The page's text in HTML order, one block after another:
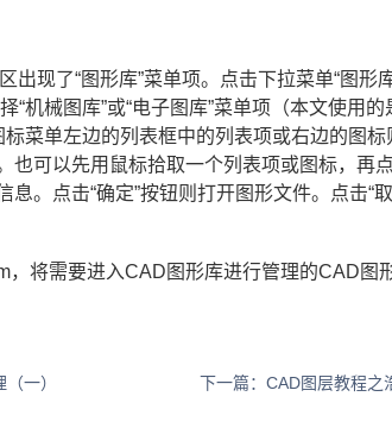
现了“图形库”菜单项。点击下拉菜单“图形
“机械图库”或“电子图库”菜单项（本文使用的
菜单左边的列表框中的列表项或右边的图
可以先用鼠标拾取一个列表项或图标，再
。点击“确定”按钮则打开图形文件。点击“
，将需要进入CAD图形库进行管理的CAD图
一） 下一篇：CAD图层教程之